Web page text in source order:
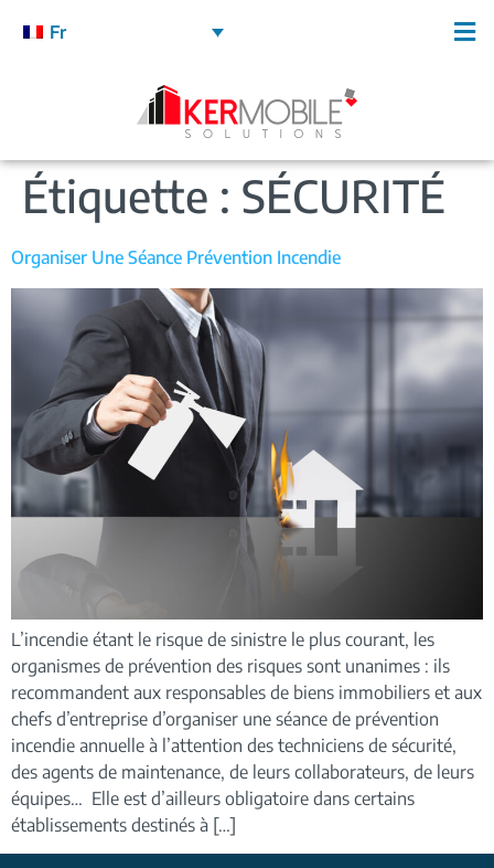
Fr
Étiquette : SÉCURITÉ
Organiser Une Séance Prévention Incendie
L’incendie étant le risque de sinistre le plus courant, les
organismes de prévention des risques sont unanimes : ils
recommandent aux responsables de biens immobiliers et aux
chefs d’entreprise d’organiser une séance de prévention
incendie annuelle à l’attention des techniciens de sécurité,
des agents de maintenance, de leurs collaborateurs, de leurs
équipes… Elle est d’ailleurs obligatoire dans certains
établissements destinés à […]